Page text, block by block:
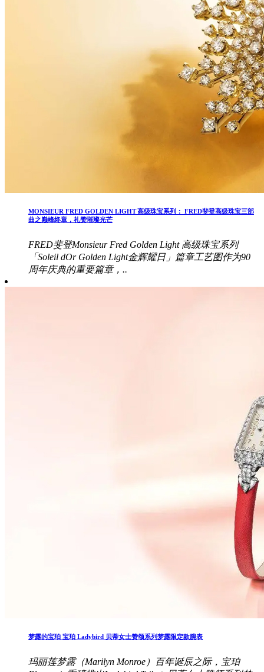
MONSIEUR FRED GOLDEN LIGHT 高级珠宝系列： FRED斐登高级珠宝三部
曲之巅峰终章，礼赞璀璨光芒
FRED斐登Monsieur Fred Golden Light 高级珠宝系列
「Soleil dOr Golden Light金辉耀日」篇章工艺图作为90
周年庆典的重要篇章，..
梦露的宝珀 宝珀 Ladybird 贝蒂女士赞颂系列梦露限定款腕表
玛丽莲梦露（Marilyn Monroe）百年诞辰之际，宝珀